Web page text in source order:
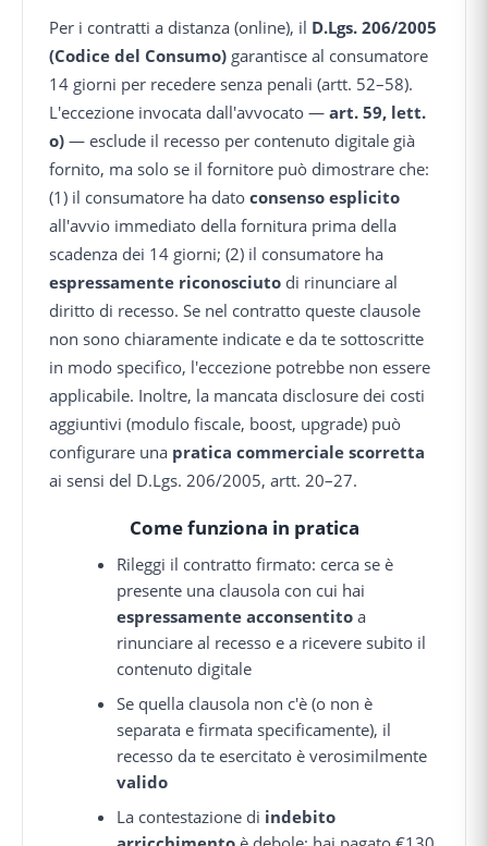
Per i contratti a distanza (online), il D.Lgs. 206/2005
(Codice del Consumo) garantisce al consumatore
14 giorni per recedere senza penali (artt. 52–58).
L'eccezione invocata dall'avvocato — art. 59, lett.
o) — esclude il recesso per contenuto digitale già
fornito, ma solo se il fornitore può dimostrare che:
(1) il consumatore ha dato consenso esplicito
all'avvio immediato della fornitura prima della
scadenza dei 14 giorni; (2) il consumatore ha
espressamente riconosciuto di rinunciare al
diritto di recesso. Se nel contratto queste clausole
non sono chiaramente indicate e da te sottoscritte
in modo specifico, l'eccezione potrebbe non essere
applicabile. Inoltre, la mancata disclosure dei costi
aggiuntivi (modulo fiscale, boost, upgrade) può
configurare una pratica commerciale scorretta
ai sensi del D.Lgs. 206/2005, artt. 20–27.
Come funziona in pratica
Rileggi il contratto firmato: cerca se è
presente una clausola con cui hai
espressamente acconsentito a
rinunciare al recesso e a ricevere subito il
contenuto digitale
Se quella clausola non c'è (o non è
separata e firmata specificamente), il
recesso da te esercitato è verosimilmente
valido
La contestazione di indebito